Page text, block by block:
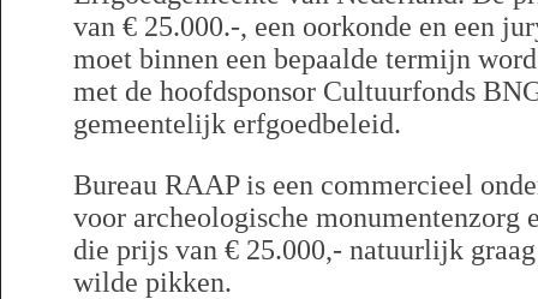
van € 25.000.-, een oorkonde en een
moet binnen een bepaalde termijn
met de hoofdsponsor Cultuurfonds
gemeentelijk erfgoedbeleid.
Bureau RAAP is een commercieel
voor archeologische monumentenzorg
die prijs van € 25.000,- natuurlijk
wilde pikken.